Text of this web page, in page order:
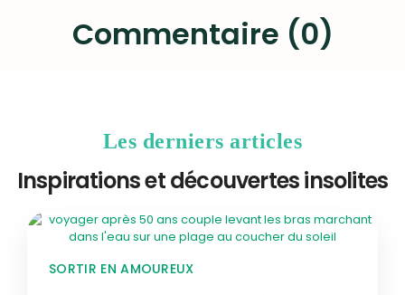
Commentaire (0)
Les derniers articles
Inspirations et découvertes insolites
SORTIR EN AMOUREUX